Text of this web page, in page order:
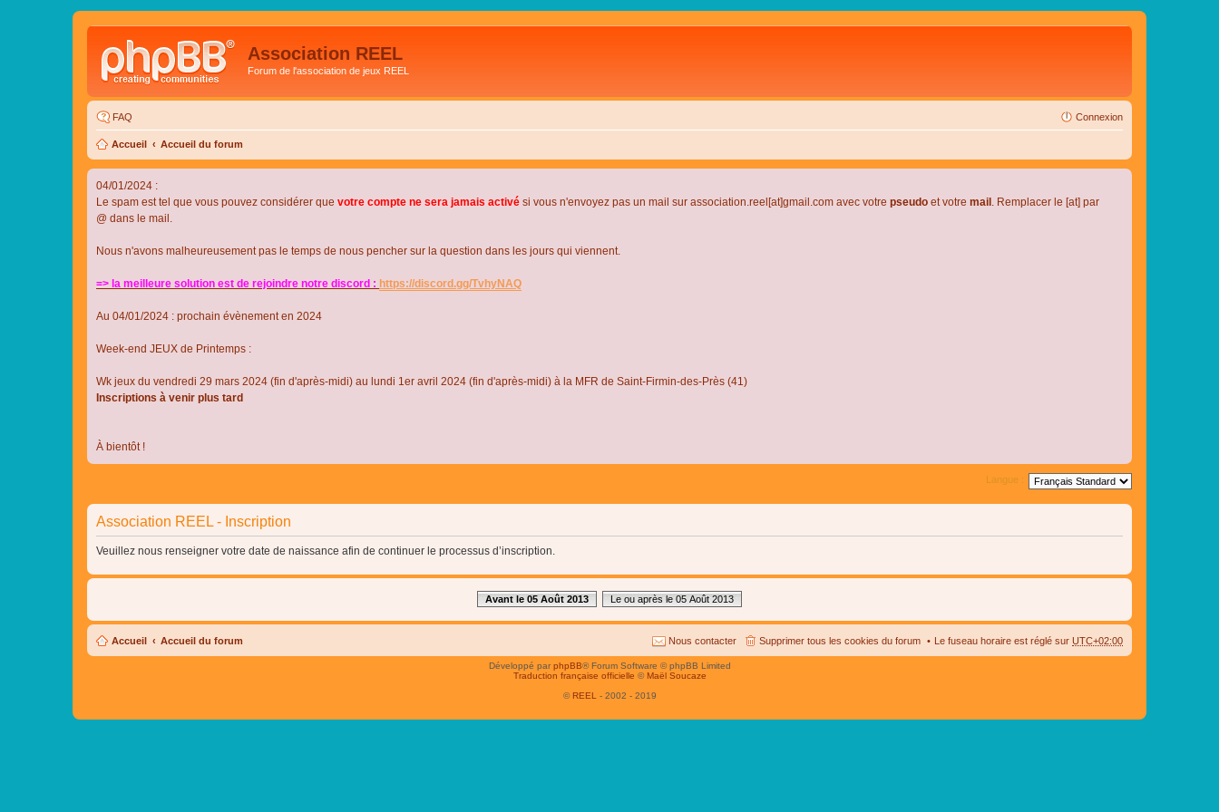
Association REEL
Forum de l'association de jeux REEL
FAQ Connexion
Accueil Accueil du forum
04/01/2024 :
Le spam est tel que vous pouvez considérer que votre compte ne sera jamais activé si vous n'envoyez pas un mail sur association.reel[at]gmail.com avec votre pseudo et votre mail . Remplacer le [at] par
@ dans le mail.
Nous n'avons malheureusement pas le temps de nous pencher sur la question dans les jours qui viennent.
=> la meilleure solution est de rejoindre notre discord : https://discord.gg/TvhyNAQ
Au 04/01/2024 : prochain évènement en 2024
Week-end JEUX de Printemps :
Wk jeux du vendredi 29 mars 2024 (fin d'après-midi) au lundi 1er avril 2024 (fin d'après-midi) à la MFR de Saint-Firmin-des-Près (41)
Inscriptions à venir plus tard
À bientôt !
Langue :
Association REEL - Inscription
Veuillez nous renseigner votre date de naissance afin de continuer le processus d’inscription.
Avant le 05 Août 2013 Le ou après le 05 Août 2013
Accueil Accueil du forum Le fuseau horaire est réglé sur UTC+02:00
Supprimer tous les cookies du forum
Nous contacter
Développé parphpBB® Forum Software © phpBB Limited
Traduction française officielle © Maël Soucaze
© REEL - 2002 - 2019